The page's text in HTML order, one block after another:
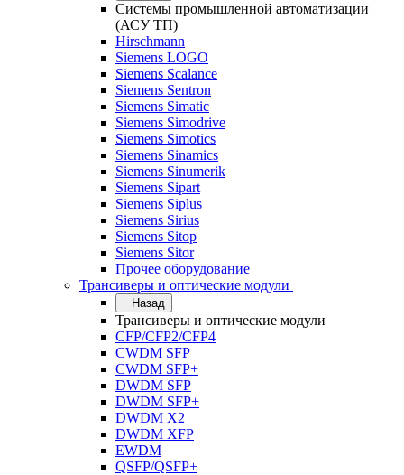
Системы промышленной автоматизации
(АСУ ТП)
Hirschmann
Siemens LOGO
Siemens Scalance
Siemens Sentron
Siemens Simatic
Siemens Simodrive
Siemens Simotics
Siemens Sinamics
Siemens Sinumerik
Siemens Sipart
Siemens Siplus
Siemens Sirius
Siemens Sitop
Siemens Sitor
Прочее оборудование
Трансиверы и оптические модули
Назад
Трансиверы и оптические модули
CFP/CFP2/CFP4
CWDM SFP
CWDM SFP+
DWDM SFP
DWDM SFP+
DWDM X2
DWDM XFP
EWDM
QSFP/QSFP+